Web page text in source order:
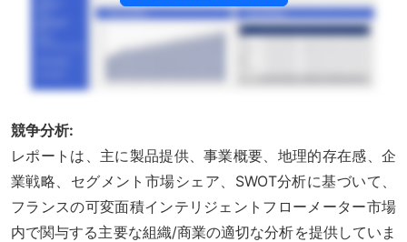
競争分析:
レポートは、主に製品提供、事業概要、地理的存在感、企
業戦略、セグメント市場シェア、SWOT分析に基づいて、
フランスの可変面積インテリジェントフローメーター市場
内で関与する主要な組織/商業の適切な分析を提供していま